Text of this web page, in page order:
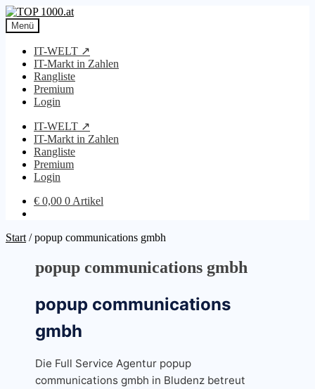
Zur
Navigation
springen
Zum
Inhalt
springen
Menü
IT-WELT ↗
IT-Markt in Zahlen
Rangliste
Premium
Login
IT-WELT ↗
IT-Markt in Zahlen
Rangliste
Premium
Login
€ 0,00 0 Artikel
Start /popup communications gmbh
popup communications gmbh
popup communications
gmbh
Die Full Service Agentur popup
communications gmbh in Bludenz betreut